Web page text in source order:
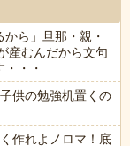
ら」旦那・親・
産むんだから文句
・・
供の勉強机置くの
作れよノロマ！底